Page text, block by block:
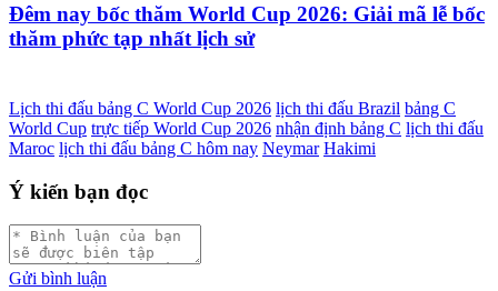
Đêm nay bốc thăm World Cup 2026: Giải mã lễ bốc
thăm phức tạp nhất lịch sử
Lịch thi đấu bảng C World Cup 2026 lịch thi đấu Brazil bảng C
World Cup trực tiếp World Cup 2026 nhận định bảng C lịch thi đấu
Maroc lịch thi đấu bảng C hôm nay Neymar Hakimi
Ý kiến bạn đọc
Gửi bình luận